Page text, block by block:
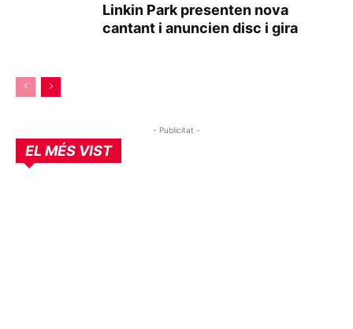
Linkin Park presenten nova
cantant i anuncien disc i gira
- Publicitat -
EL MÉS VIST